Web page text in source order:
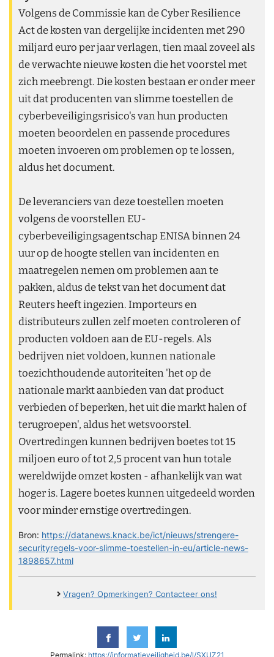
Volgens de Commissie kan de Cyber Resilience
Act de kosten van dergelijke incidenten met 290
miljard euro per jaar verlagen, tien maal zoveel als
de verwachte nieuwe kosten die het voorstel met
zich meebrengt. Die kosten bestaan er onder meer
uit dat producenten van slimme toestellen de
cyberbeveiligingsrisico's van hun producten
moeten beoordelen en passende procedures
moeten invoeren om problemen op te lossen,
aldus het document.
De leveranciers van deze toestellen moeten
volgens de voorstellen EU-
cyberbeveiligingsagentschap ENISA binnen 24
uur op de hoogte stellen van incidenten en
maatregelen nemen om problemen aan te
pakken, aldus de tekst van het document dat
Reuters heeft ingezien. Importeurs en
distributeurs zullen zelf moeten controleren of
producten voldoen aan de EU-regels. Als
bedrijven niet voldoen, kunnen nationale
toezichthoudende autoriteiten 'het op de
nationale markt aanbieden van dat product
verbieden of beperken, het uit die markt halen of
terugroepen', aldus het wetsvoorstel.
Overtredingen kunnen bedrijven boetes tot 15
miljoen euro of tot 2,5 procent van hun totale
wereldwijde omzet kosten - afhankelijk van wat
hoger is. Lagere boetes kunnen uitgedeeld worden
voor minder ernstige overtredingen.
Bron: https://datanews.knack.be/ict/nieuws/strengere-
securityregels-voor-slimme-toestellen-in-eu/article-news-
1898657.html
Vragen? Opmerkingen? Contacteer ons!
Permalink: https://informatieveiligheid.be/l/SXUZ21